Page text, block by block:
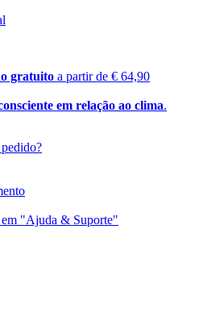
gratuito a partir de € 64,90
em relação ao clima.
em "Ajuda & Suporte"